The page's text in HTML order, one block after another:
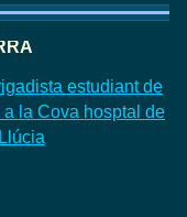
estudiant de
la Cova hosptal de